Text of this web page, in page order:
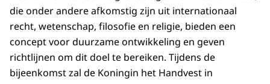
die onder andere afkomstig zijn uit internationaal
recht, wetenschap, filosofie en religie, bieden een
concept voor duurzame ontwikkeling en geven
richtlijnen om dit doel te bereiken. Tijdens de
bijeenkomst zal de Koningin het Handvest in